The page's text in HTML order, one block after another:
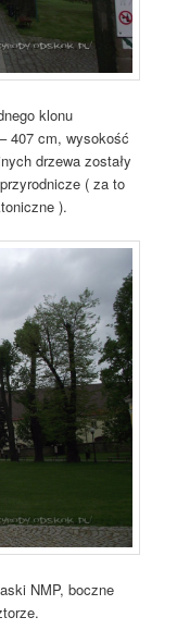
klonu
407 cm, wysokość
drzewa zostały
( za to
).
NMP, boczne